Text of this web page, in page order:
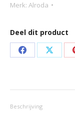
Merk: Alroda
Deel dit product
Deel
Facebook
Deel
X
Beschrijving